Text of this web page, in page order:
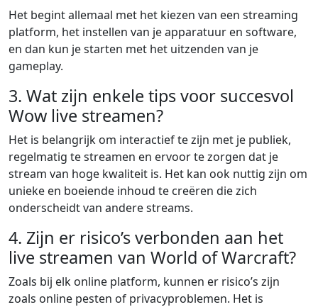
Het begint allemaal met het kiezen van een streaming
platform, het instellen van je apparatuur en software,
en dan kun je starten met het uitzenden van je
gameplay.
3. Wat zijn enkele tips voor succesvol
Wow live streamen?
Het is belangrijk om interactief te zijn met je publiek,
regelmatig te streamen en ervoor te zorgen dat je
stream van hoge kwaliteit is. Het kan ook nuttig zijn om
unieke en boeiende inhoud te creëren die zich
onderscheidt van andere streams.
4. Zijn er risico’s verbonden aan het
live streamen van World of Warcraft?
Zoals bij elk online platform, kunnen er risico’s zijn
zoals online pesten of privacyproblemen. Het is